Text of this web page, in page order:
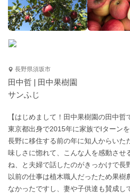
長野県須坂市
田中哲 | 田中果樹園
サンふじ
【はじめまして！田中果樹園の田中哲
東京都出身で2015年に家族でIターン
長野に移住する前の年に知人からいた
味しさに惚れて、こんな人を感動させ
ね、と夫婦で話したのがきっかけで長
以前の仕事は植木職人だったため果樹
なかったですし、妻や子供達も賛成し